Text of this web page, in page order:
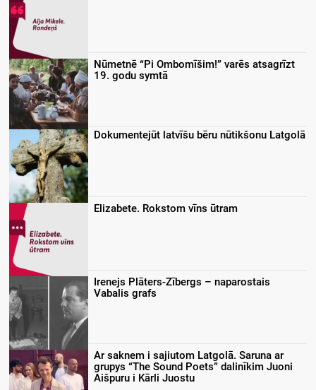
Nūmetnē “Pi Ombomīšim!” varēs atsagrīzt
19. godu symtā
Dokumentejūt latvīšu bēru nūtikšonu Latgolā
Elizabete. Rokstom vīns ūtram
Irenejs Plāters-Zībergs – naparostais
Vabalis grafs
Ar saknem i sajiutom Latgolā. Saruna ar
grupys “The Sound Poets” dalinīkim Juoni
Aišpuru i Kārli Juostu